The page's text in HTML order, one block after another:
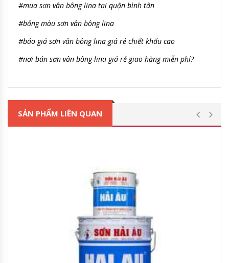
#mua sơn vân bông lina tại quận bình tân
#bảng màu sơn vân bông lina
#báo giá sơn vân bông lina giá rẻ chiết khấu cao
#nơi bán sơn vân bông lina giá rẻ giao hàng miễn phí?
SẢN PHẨM LIÊN QUAN